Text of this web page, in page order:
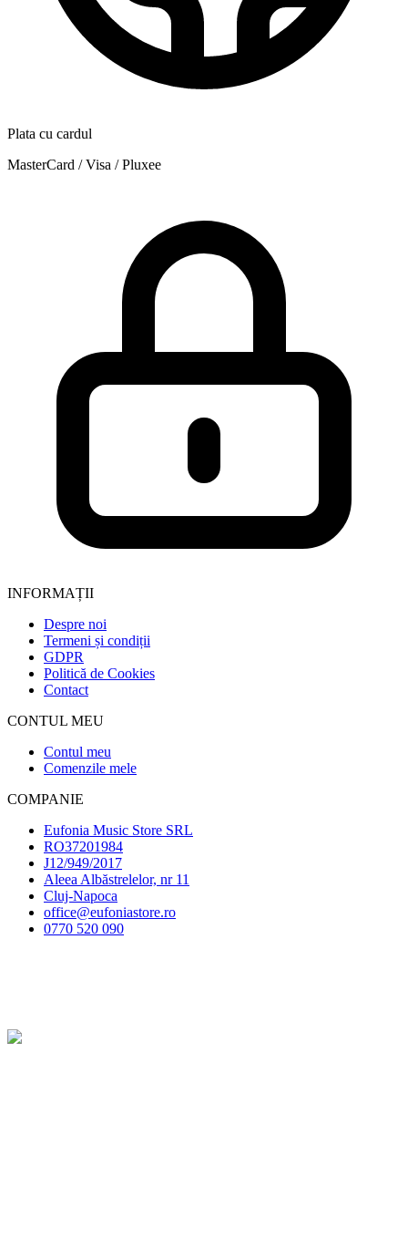
Plata cu cardul
MasterCard / Visa / Pluxee
INFORMAȚII
Despre noi
Termeni și condiții
GDPR
Politică de Cookies
Contact
CONTUL MEU
Contul meu
Comenzile mele
COMPANIE
Eufonia Music Store SRL
RO37201984
J12/949/2017
Aleea Albăstrelelor, nr 11
Cluj-Napoca
office@eufoniastore.ro
0770 520 090